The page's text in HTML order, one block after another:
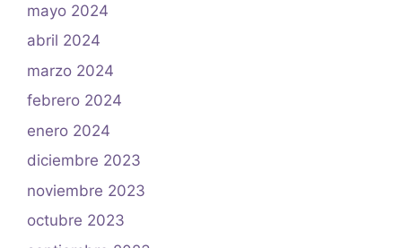
mayo 2024
abril 2024
marzo 2024
febrero 2024
enero 2024
diciembre 2023
noviembre 2023
octubre 2023